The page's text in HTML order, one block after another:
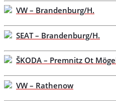
VW – Brandenburg/H.
SEAT – Brandenburg/H.
ŠKODA – Premnitz Ot
VW – Rathenow